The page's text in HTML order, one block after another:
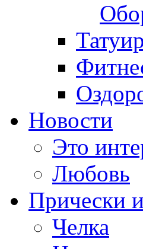
Новости
Это
Любовь
Прически
Челка